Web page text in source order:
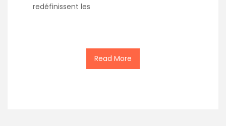
redéfinissent les
Read More